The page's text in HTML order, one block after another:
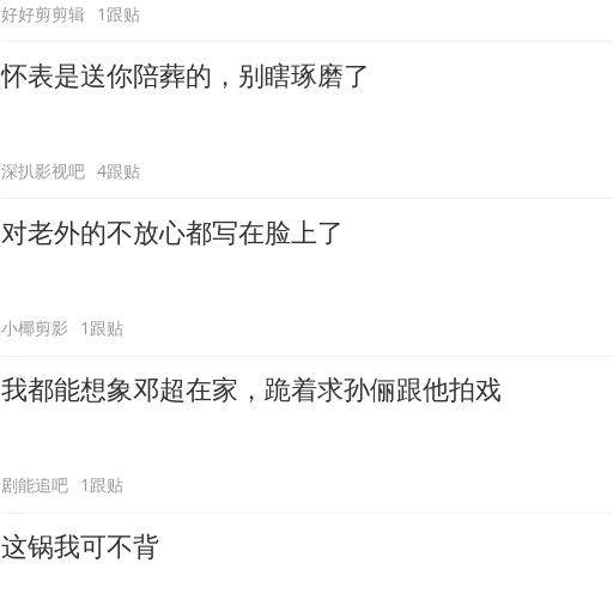
好好剪剪辑 1跟贴
怀表是送你陪葬的，别瞎琢磨了
深扒影视吧 4跟贴
对老外的不放心都写在脸上了
小椰剪影 1跟贴
我都能想象邓超在家，跪着求孙俪跟他拍戏
剧能追吧 1跟贴
这锅我可不背